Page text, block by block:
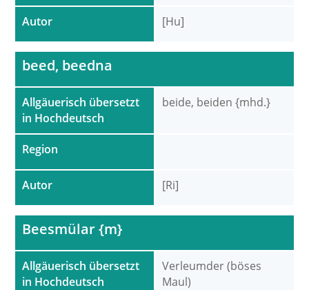
Autor [Hu]
Allgäuerisch übersetzt
in Hochdeutsch
Region
Autor
beed, beedna
beide, beiden {mhd.}
[Ri]
Allgäuerisch übersetzt
in Hochdeutsch
Beesmülar {m}
Verleumder (böses
Maul)